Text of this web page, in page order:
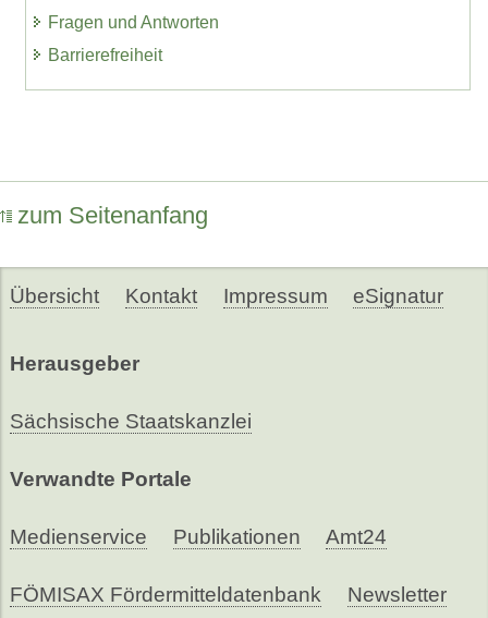
Fragen und Antworten
Barrierefreiheit
zum Seitenanfang
Übersicht Kontakt Impressum eSignatur
Herausgeber
Sächsische Staatskanzlei
Verwandte Portale
Medienservice Publikationen Amt24
FÖMISAX Fördermitteldatenbank Newsletter